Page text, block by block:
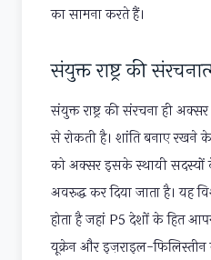
का सामना करते हैं।
संयुक्त राष्ट्र की
संयुक्त राष्ट्र की संरचना ही
से रोकती है। शांति बनाए रखने के
को अक्सर इसके स्थायी सदस्यों
अवरुद्ध कर दिया जाता है। यह
होता है जहां P5 देशों के हित
यूक्रेन और इज़राइल-फिलिस्तीन